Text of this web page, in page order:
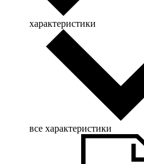
характеристики
все характеристики